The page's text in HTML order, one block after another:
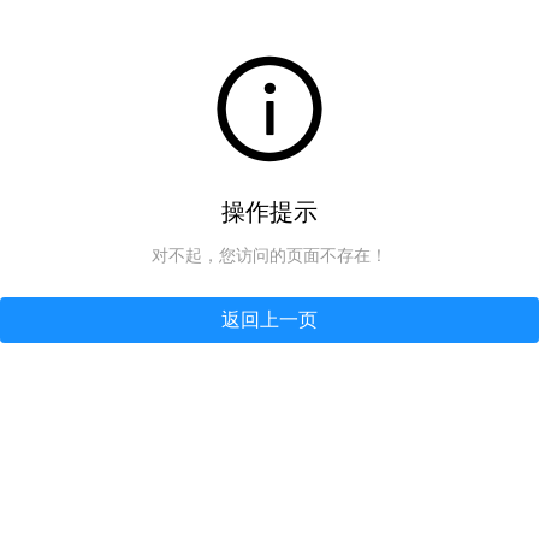
操作提示
对不起，您访问的页面不存在！
返回上一页